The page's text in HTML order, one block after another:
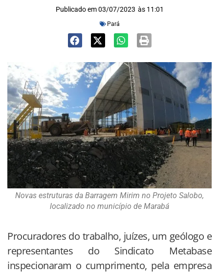
Publicado em 03/07/2023 às 11:01
Pará
Novas estruturas da Barragem Mirim no Projeto Salobo,
localizado no município de Marabá
Procuradores do trabalho, juízes, um geólogo e
representantes do Sindicato Metabase
inspecionaram o cumprimento, pela empresa